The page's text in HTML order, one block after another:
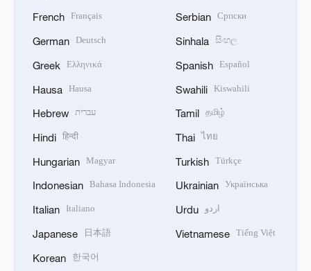
French Français
German Deutsch
Greek Ελληνικά
Hausa Hausa
Hebrew עברית
Hindi हिन्दी
Hungarian Magyar
Indonesian Bahasa Indonesia
Italian Italiano
Japanese 日本語
Korean 한국어
Serbian Српски
Sinhala සිංහල
Spanish Español
Swahili Kiswahili
Tamil தமிழ்
Thai ไทย
Turkish Türkçe
Ukrainian Українська
Urdu اردو
Vietnamese Tiếng Việt